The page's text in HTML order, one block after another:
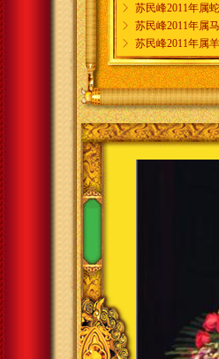
ꁕ 苏民峰2011年属
ꁕ 苏民峰2011年属
ꁕ 苏民峰2011年属